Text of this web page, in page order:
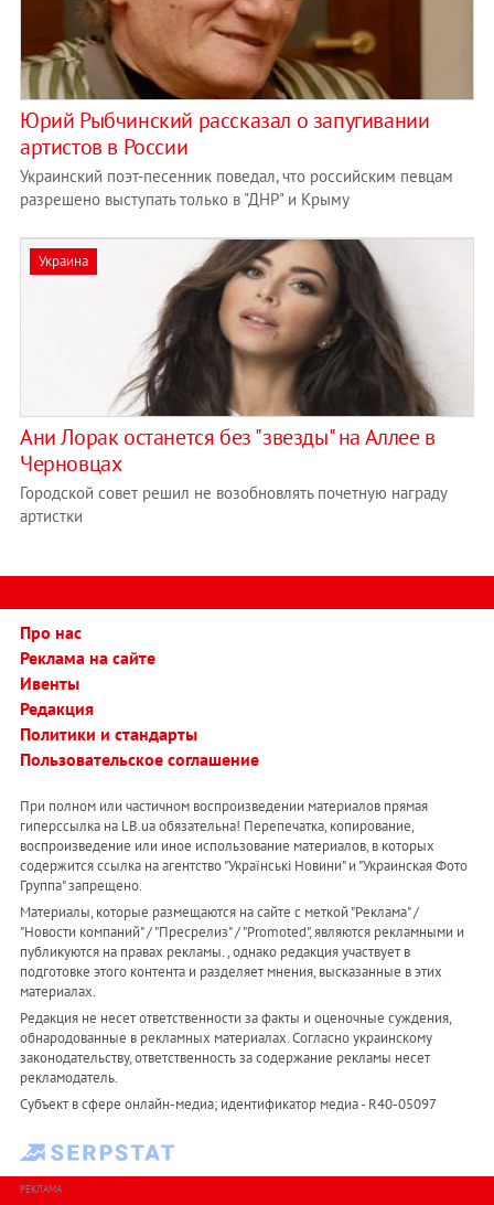
Юрий Рыбчинский рассказал о запугивании
артистов в России
Украинский поэт-песенник поведал, что российским певцам
разрешено выступать только в "ДНР" и Крыму
Украина
Ани Лорак останется без "звезды" на Аллее в
Черновцах
Городской совет решил не возобновлять почетную награду
артистки
Про нас
Реклама на сайте
Ивенты
Редакция
Политики и стандарты
Пользовательское соглашение
При полном или частичном воспроизведении материалов прямая
гиперссылка на LB.ua обязательна! Перепечатка, копирование,
воспроизведение или иное использование материалов, в которых
содержится ссылка на агентство "Українськi Новини" и "Украинская Фото
Группа" запрещено.
Материалы, которые размещаются на сайте с меткой "Реклама" /
"Новости компаний" / "Пресрелиз" / "Promoted", являются рекламными и
публикуются на правах рекламы. , однако редакция участвует в
подготовке этого контента и разделяет мнения, высказанные в этих
материалах.
Редакция не несет ответственности за факты и оценочные суждения,
обнародованные в рекламных материалах. Согласно украинскому
законодательству, ответственность за содержание рекламы несет
рекламодатель.
Субъект в сфере онлайн-медиа; идентификатор медиа - R40-05097
РЕКЛАМА